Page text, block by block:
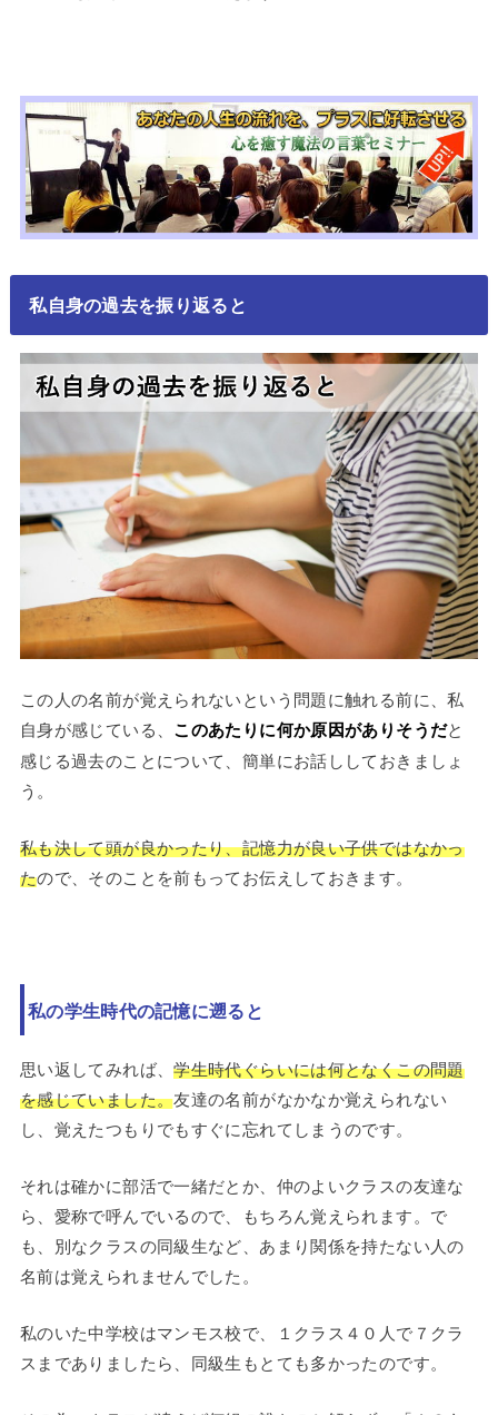
私自身の過去を振り返ると
この人の名前が覚えられないという問題に触れる前に、私
自身が感じている、 このあたりに何か原因がありそうだと
感じる過去のことについて、簡単にお話ししておきましょ
う。
私も決して頭が良かったり、記憶力が良い子供ではなかっ
たので、そのことを前もってお伝えしておきます。
私の学生時代の記憶に遡ると
思い返してみれば、学生時代ぐらいには何となくこの問題
を感じていました。友達の名前がなかなか覚えられない
し、覚えたつもりでもすぐに忘れてしまうのです。
それは確かに部活で一緒だとか、仲のよいクラスの友達な
ら、愛称で呼んでいるので、もちろん覚えられます。で
も、別なクラスの同級生など、あまり関係を持たない人の
名前は覚えられませんでした。
私のいた中学校はマンモス校で、１クラス４０人で７クラ
スまでありましたら、同級生もとても多かったのです。